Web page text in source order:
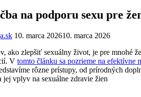
na podporu sexu pre
10. marca 202610. marca 2026
ako zlepšiť sexuálny život, je pre mnohé
V tomto článku sa pozrieme na efektívne
rôzne prístupy, od prírodných